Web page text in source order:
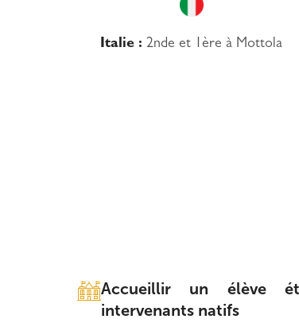
Italie : 2nde et 1ère à Mottola
Accueillir un élève
intervenants natifs